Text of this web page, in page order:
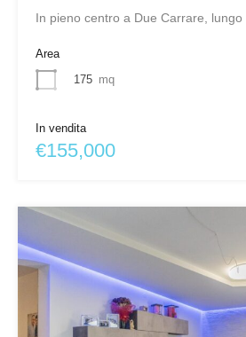
In pieno centro a Due Carrare, lungo
Area
175 mq
In vendita
€155,000